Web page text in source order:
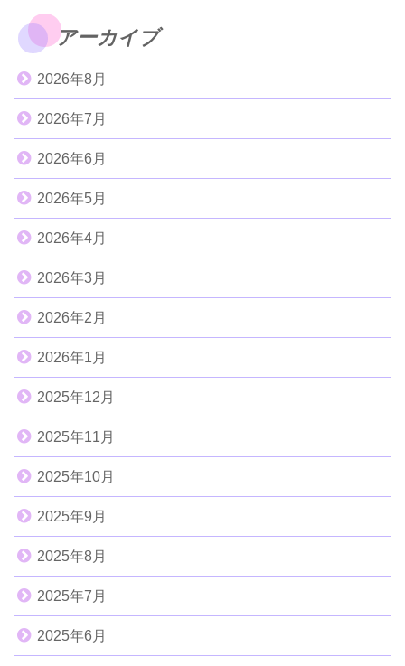
アーカイブ
2026年8月
2026年7月
2026年6月
2026年5月
2026年4月
2026年3月
2026年2月
2026年1月
2025年12月
2025年11月
2025年10月
2025年9月
2025年8月
2025年7月
2025年6月